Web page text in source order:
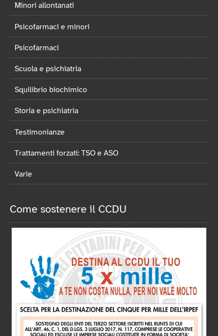
Minori allontanati
Psicofarmaci e minori
Psicofarmaci
Scuola e psichiatria
Squilibrio biochimico
Storia e psichiatria
Testimonianze
Trattamenti forzati: TSO e ASO
Varie
Come sostenere il CCDU